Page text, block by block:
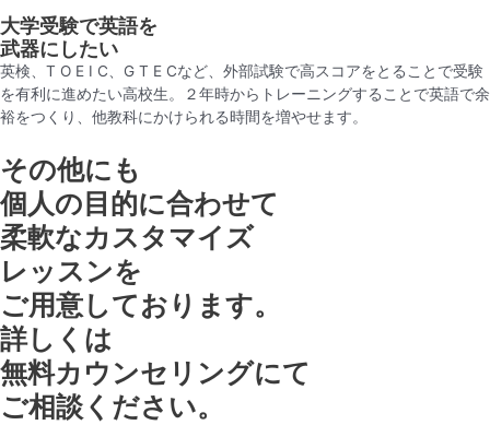
大学受験で英語を
武器にしたい
英検、T O E I C、G T E Cなど、外部試験で高スコアをとることで受験
を有利に進めたい高校生。２年時からトレーニングすることで英語で余
裕をつくり、他教科にかけられる時間を増やせます。
その他にも
個人の目的に合わせて
柔軟なカスタマイズ
レッスンを
ご用意しております。
詳しくは
無料カウンセリングにて
ご相談ください。